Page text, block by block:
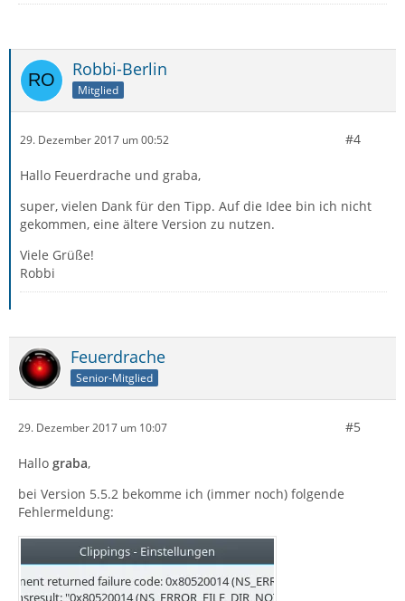
Robbi-Berlin
Mitglied
29. Dezember 2017 um 00:52 #4
Hallo Feuerdrache und graba,
super, vielen Dank für den Tipp. Auf die Idee bin ich nicht
gekommen, eine ältere Version zu nutzen.
Viele Grüße!
Robbi
Feuerdrache
Senior-Mitglied
29. Dezember 2017 um 10:07 #5
Hallo graba,
bei Version 5.5.2 bekomme ich (immer noch) folgende
Fehlermeldung: